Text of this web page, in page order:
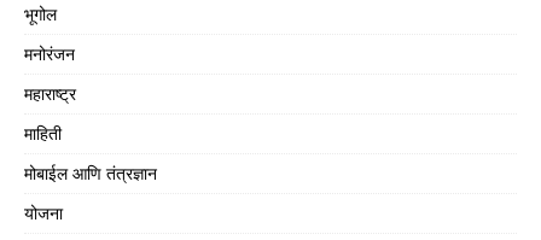
भूगोल
मनोरंजन
महाराष्ट्र
माहिती
मोबाईल आणि तंत्रज्ञान
योजना